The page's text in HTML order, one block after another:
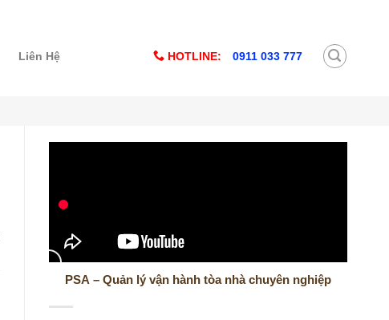
Liên Hệ HOTLINE: 0911 033 777
PSA – Quản lý vận hành tòa nhà chuyên nghiệp